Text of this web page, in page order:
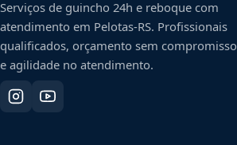
Serviços de guincho 24h e reboque com
atendimento em Pelotas-RS. Profissionais
qualificados, orçamento sem compromisso
e agilidade no atendimento.